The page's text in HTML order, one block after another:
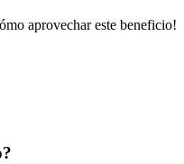
aprovechar este beneficio!